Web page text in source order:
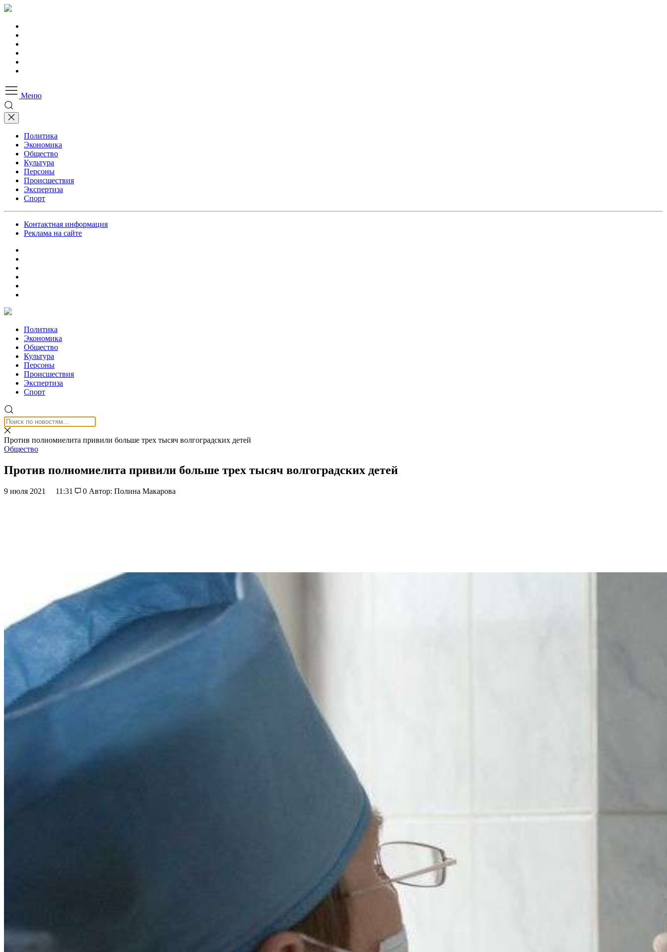
Меню
Политика
Экономика
Общество
Культура
Персоны
Происшествия
Экспертиза
Спорт
Контактная информация
Реклама на сайте
Политика
Экономика
Общество
Культура
Персоны
Происшествия
Экспертиза
Спорт
Против полиомиелита привили больше трех тысяч волгоградских детей
Общество
Против полиомиелита привили больше трех тысяч волгоградских детей
9 июля 2021 11:31 0 Автор: Полина Макарова